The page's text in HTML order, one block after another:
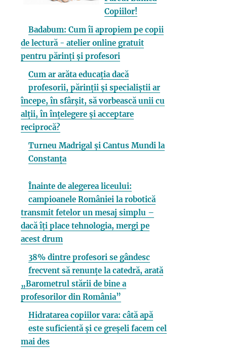
Copiilor!
Badabum: Cum îi apropiem pe copii
de lectură - atelier online gratuit
pentru părinți și profesori
Cum ar arăta educația dacă
profesorii, părinții și specialiștii ar
începe, în sfârșit, să vorbească unii cu
alții, în înțelegere și acceptare
reciprocă?
Turneu Madrigal și Cantus Mundi la
Constanța
Înainte de alegerea liceului:
campioanele României la robotică
transmit fetelor un mesaj simplu –
dacă îți place tehnologia, mergi pe
acest drum
38% dintre profesori se gândesc
frecvent să renunțe la catedră, arată
„Barometrul stării de bine a
profesorilor din România”
Hidratarea copiilor vara: câtă apă
este suficientă și ce greșeli facem cel
mai des